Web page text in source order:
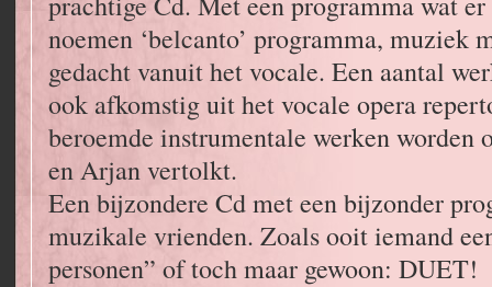
noemen ‘belcanto’ programma, muziek
gedacht vanuit het vocale. Een aantal
ook afkomstig uit het vocale opera
beroemde instrumentale werken worden
en Arjan vertolkt.
Een bijzondere Cd met een bijzonder
muzikale vrienden. Zoals ooit iemand
personen” of toch maar gewoon: DUET!